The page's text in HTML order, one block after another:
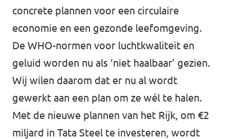
concrete plannen voor een circulaire
economie en een gezonde leefomgeving.
De WHO-normen voor luchtkwaliteit en
geluid worden nu als ‘niet haalbaar’ gezien.
Wij wilen daarom dat er nu al wordt
gewerkt aan een plan om ze wél te halen.
Met de nieuwe plannen van het Rijk, om €2
miljard in Tata Steel te investeren, wordt